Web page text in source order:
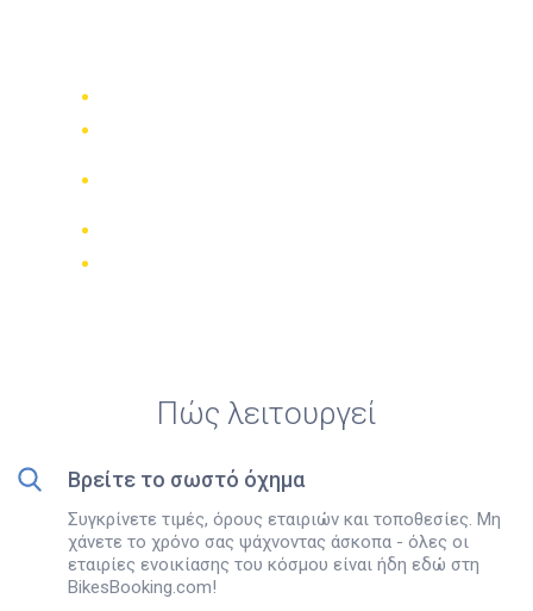
Πώς λειτουργεί
Βρείτε το σωστό όχημα
Συγκρίνετε τιμές, όρους εταιριών και τοποθεσίες. Μη
χάνετε το χρόνο σας ψάχνοντας άσκοπα - όλες οι
εταιρίες ενοικίασης του κόσμου είναι ήδη εδώ στη
BikesBooking.com!